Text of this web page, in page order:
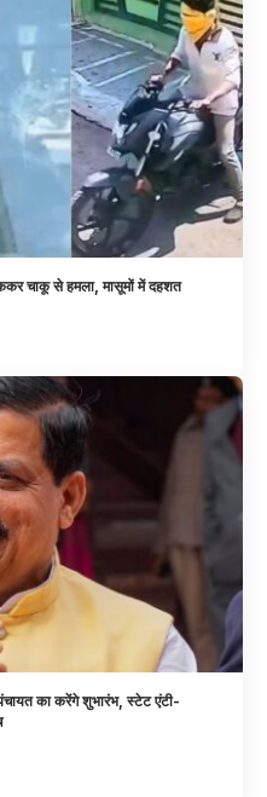
चाकू से हमला, मासूमों में दहशत
का करेंगे शुभारंभ, स्टेट एंटी-